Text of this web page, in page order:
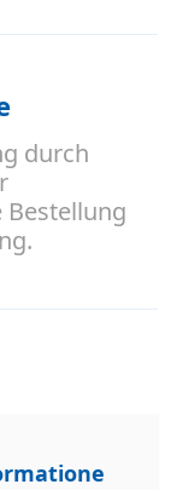
durch
Bestellung